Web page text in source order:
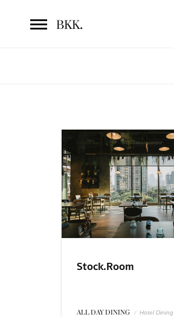
BKK.
Stock.Room
ALL DAY DINING / Hotel Dining